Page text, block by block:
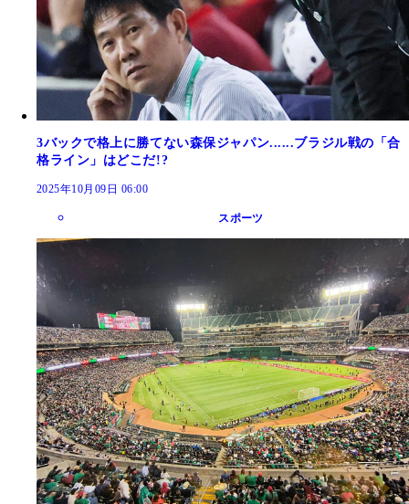
3バックで格上に勝てない森保ジャパン......ブラジル戦の「合
格ライン」はどこだ!?
2025年10月09日 06:00
スポーツ